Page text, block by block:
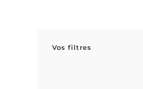
Vos filtres